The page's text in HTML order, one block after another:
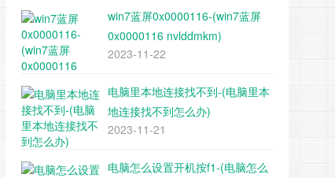
win7蓝屏0x0000116-(win7蓝屏
0x0000116 nvlddmkm)
2023-11-22
电脑里本地连接找不到-(电脑里本
地连接找不到怎么办)
2023-11-21
电脑怎么设置开机按f1-(电脑怎么